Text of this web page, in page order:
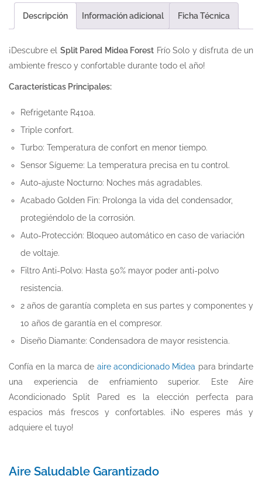
Descripción Información adicional Ficha Técnica
¡Descubre el Split Pared Midea Forest Frío Solo y disfruta de un
ambiente fresco y confortable durante todo el año!
Características Principales:
Refrigetante R410a.
Triple confort.
Turbo: Temperatura de confort en menor tiempo.
Sensor Sígueme: La temperatura precisa en tu control.
Auto-ajuste Nocturno: Noches más agradables.
Acabado Golden Fin: Prolonga la vida del condensador,
protegiéndolo de la corrosión.
Auto-Protección: Bloqueo automático en caso de variación
de voltaje.
Filtro Anti-Polvo: Hasta 50% mayor poder anti-polvo
resistencia.
2 años de garantía completa en sus partes y componentes y
10 años de garantía en el compresor.
Diseño Diamante: Condensadora de mayor resistencia.
Confía en la marca de aire acondicionado Midea para brindarte
una experiencia de enfriamiento superior. Este Aire
Acondicionado Split Pared es la elección perfecta para
espacios más frescos y confortables. ¡No esperes más y
adquiere el tuyo!
Aire Saludable Garantizado